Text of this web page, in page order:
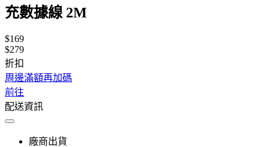
充數據線 2M
$169
$279
折扣
周邊滿額再加碼
前往
配送資訊
廠商出貨